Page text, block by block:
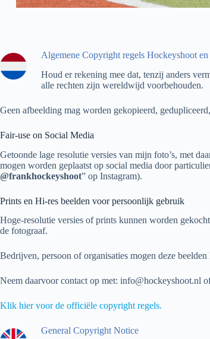
Algemene Copyright regels Hockeyshoot
Houd er rekening mee dat, tenzij anders
alle rechten zijn wereldwijd voorbehouden.
Geen afbeelding mag worden gekopieerd,
Fair-use on Social Media
Getoonde lage resolutie versies van mijn foto’s, met
mogen worden geplaatst op social media door
@frankhockeyshoot” op Instagram).
Prints en Hi-res beelden voor persoonlijk gebruik
Hoge-resolutie versies of prints kunnen worden
de fotograaf.
Bedrijven, persoon of organisaties mogen deze
Neem daarvoor contact op met: info@hockeyshoot.nl
Klik hier voor de officiële copyright regels.
General Copyright Notice